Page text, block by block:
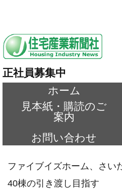
正社員募集中
ホーム
見本紙・購読のご
案内
お問い合わせ
ファイブイズホーム、さい
40棟の引き渡し目指す